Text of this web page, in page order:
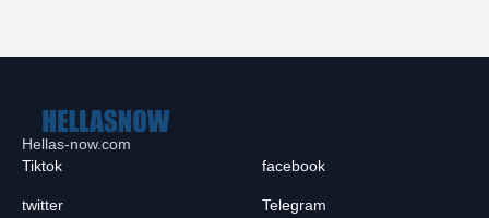
Hellas-now.com
Tiktok
facebook
twitter Telegram